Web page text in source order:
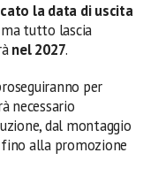
la data di uscita
tutto lascia
nel 2027.
per
necessario
dal montaggio
alla promozione